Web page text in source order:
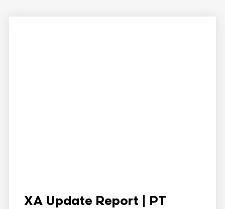
XA Update Report | PT